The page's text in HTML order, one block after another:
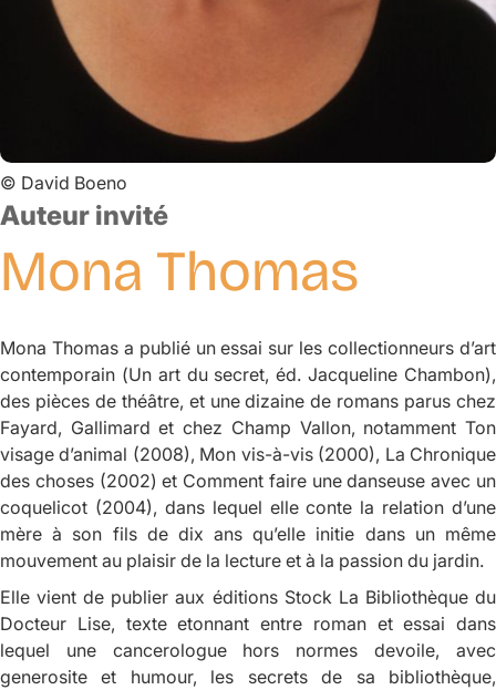
© David Boeno
Auteur invité
Mona Thomas
Mona Thomas a publié un essai sur les collectionneurs d’art
contemporain (Un art du secret, éd. Jacqueline Chambon),
des pièces de théâtre, et une dizaine de romans parus chez
Fayard, Gallimard et chez Champ Vallon, notamment Ton
visage d’animal (2008), Mon vis-à-vis(2000), La Chronique
des choses(2002) et Comment faire une danseuse avec un
coquelicot (2004), dans lequel elle conte la relation d’une
mère à son fils de dix ans qu’elle initie dans un même
mouvement au plaisir de la lecture et à la passion du jardin.
Elle vient de publier aux éditions Stock La Bibliothèque du
Docteur Lise, texte etonnant entre roman et essai dans
lequel une cancerologue hors normes devoile, avec
generosite et humour, les secrets de sa bibliothèque,